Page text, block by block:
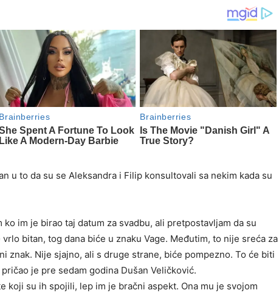
u to da su se Aleksandra i Filip konsultovali sa nekim kada su
im je birao taj datum za svadbu, ali pretpostavljam da su
bitan, tog dana biće u znaku Vage. Međutim, to nije sreća za
znak. Nije sjajno, ali s druge strane, biće pompezno. To će biti
je pre sedam godina Dušan Veličković.
koji su ih spojili, lep im je bračni aspekt. Ona mu je svojom